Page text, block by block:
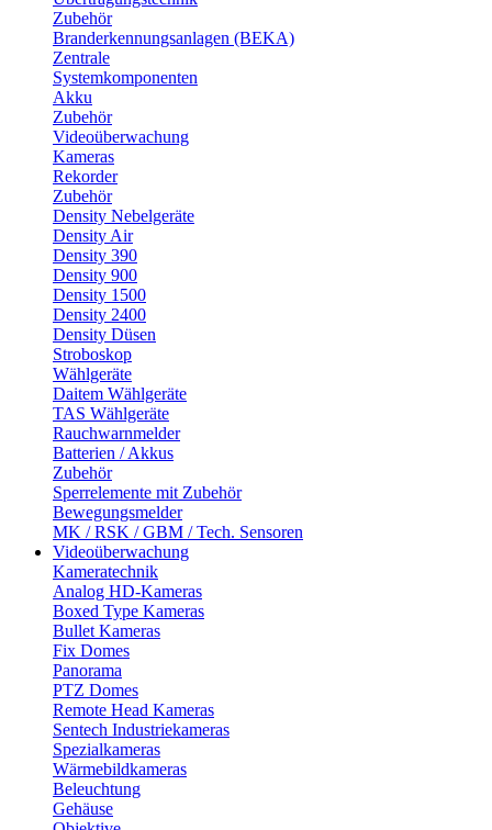
Zubehör
Branderkennungsanlagen (BEKA)
Zentrale
Systemkomponenten
Akku
Zubehör
Videoüberwachung
Kameras
Rekorder
Zubehör
Density Nebelgeräte
Density Air
Density 390
Density 900
Density 1500
Density 2400
Density Düsen
Stroboskop
Wählgeräte
Daitem Wählgeräte
TAS Wählgeräte
Rauchwarnmelder
Batterien / Akkus
Zubehör
Sperrelemente mit Zubehör
Bewegungsmelder
MK / RSK / GBM / Tech. Sensoren
Videoüberwachung
Kameratechnik
Analog HD-Kameras
Boxed Type Kameras
Bullet Kameras
Fix Domes
Panorama
PTZ Domes
Remote Head Kameras
Sentech Industriekameras
Spezialkameras
Wärmebildkameras
Beleuchtung
Gehäuse